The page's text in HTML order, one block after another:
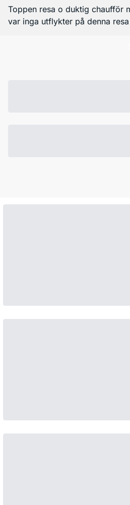
Toppen resa o duktig chaufför
var inga utflykter på denna